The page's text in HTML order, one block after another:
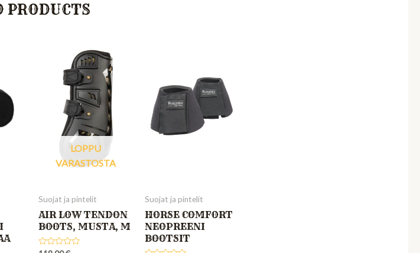
PRODUCTS
LOPPU
VARASTOSTA
Suojat ja pintelit
AIR LOW TENDON
BOOTS, MUSTA, M
Suojat ja pintelit
HORSE COMFORT
NEOPREENI
BOOTSIT